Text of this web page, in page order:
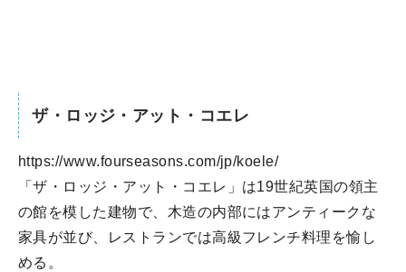
ザ・ロッジ・アット・コエレ
https://www.fourseasons.com/jp/koele/
「ザ・ロッジ・アット・コエレ」は19世紀英国の領主
の館を模した建物で、木造の内部にはアンティークな
家具が並び、レストランでは高級フレンチ料理を愉し
める。